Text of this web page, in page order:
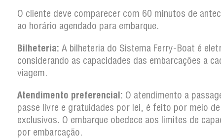
O cliente deve comparecer com 60 minutos de
ao horário agendado para embarque.
Bilheteria: A bilheteria do Sistema Ferry-Boat é
considerando as capacidades das embarcações a
viagem.
Atendimento preferencial: O atendimento a
passe livre e gratuidades por lei, é feito por meio
exclusivos. O embarque obedece aos limites de
por embarcação.